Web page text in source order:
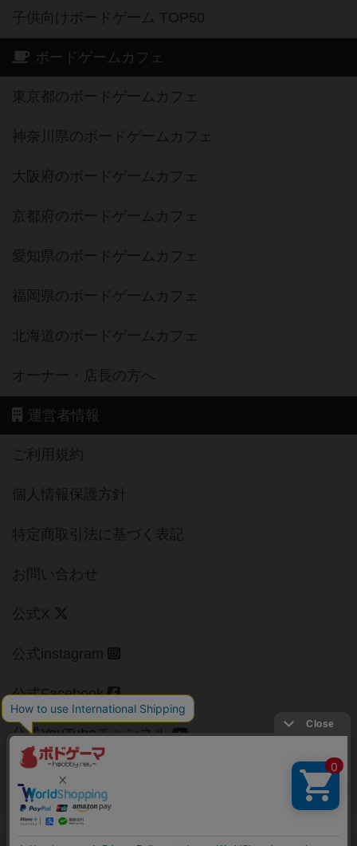
子供向けボードゲーム TOP50
ボードゲームカフェ
東京都のボードゲームカフェ
神奈川県のボードゲームカフェ
大阪府のボードゲームカフェ
京都府のボードゲームカフェ
愛知県のボードゲームカフェ
福岡県のボードゲームカフェ
北海道のボードゲームカフェ
オーナー・店長の方へ
運営者情報
ご利用規約
個人情報保護方針
特定商取引法に基づく表記
お問い合わせ
公式X
公式instagram
公式Facebook
公式YouTubeチャンネル